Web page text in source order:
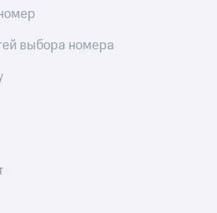
выбора номера